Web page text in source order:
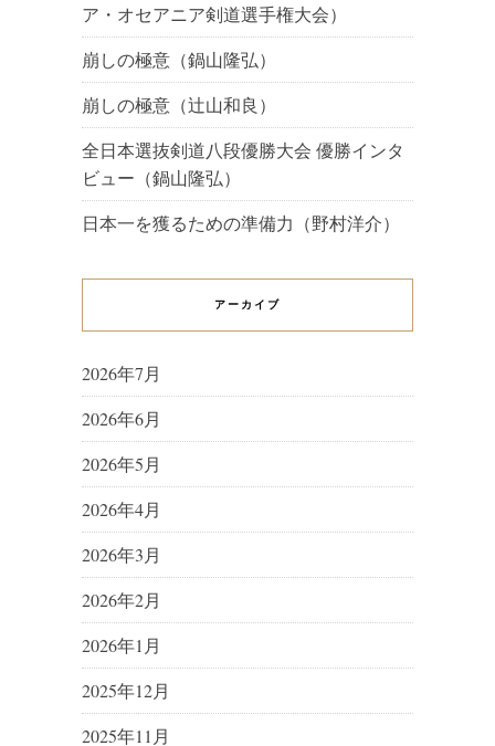
ア・オセアニア剣道選手権大会）
崩しの極意（鍋山隆弘）
崩しの極意（辻山和良）
全日本選抜剣道八段優勝大会 優勝インタ
ビュー（鍋山隆弘）
日本一を獲るための準備力（野村洋介）
アーカイブ
2026年7月
2026年6月
2026年5月
2026年4月
2026年3月
2026年2月
2026年1月
2025年12月
2025年11月